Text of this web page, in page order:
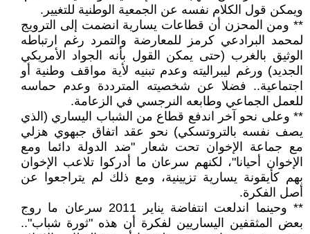
ويمكن قول الكلام نفسه عن الجمعية الوطنية للتغيير.
** ومن المحزن أن قطاعات يسارية انضمت إلى الترويج
لمحمد البرادعي كرمز للمعارضة والتمرد رغم ارتباطه
الوثيق بالغرب (حتى يمكن القول بأنه الجواد الأمريكي
الجديد) ورغم ليبراليته وعدم تبنيه لأية مواقف وطنية أو
اجتماعية.. فضلا عن شخصيته المترددة وعدم حماسه
للعمل الجماعي وطابعه النرجسي في الزعامة.
** وعلى نحو آخر اندفع قطاع من الشباب اليساري (الذي
يصف نفسه بالتروتسكي) نحو عقد اتفاق جبهوي هزلي
مع جماعة الإخوان تحت شعار "ضد الدولة دائما ومع
الإخوان أحيانا"، لكنهم سرعان ما أدركوا تلاعب الإخوان
بهم كأيقونة يسارية تزيينية، ومع ذلك لم يتراجعوا عن
أصل الفكرة.
** وحينما اندلعت انتفاضة يناير 2011 سرعان ما روج
بعض المثقفين اليساريين لفكرة أن هذه "ثورة شباب"..